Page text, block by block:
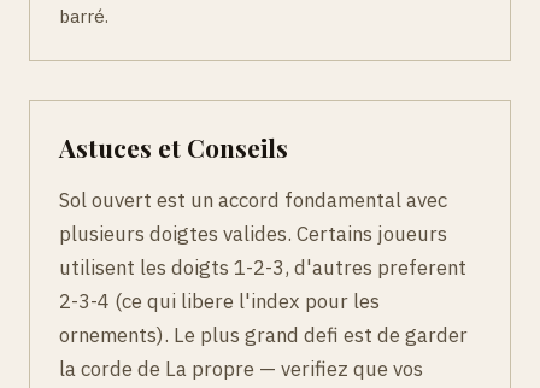
barré.
Astuces et Conseils
Sol ouvert est un accord fondamental avec
plusieurs doigtes valides. Certains joueurs
utilisent les doigts 1-2-3, d'autres preferent
2-3-4 (ce qui libere l'index pour les
ornements). Le plus grand defi est de garder
la corde de La propre — verifiez que vos